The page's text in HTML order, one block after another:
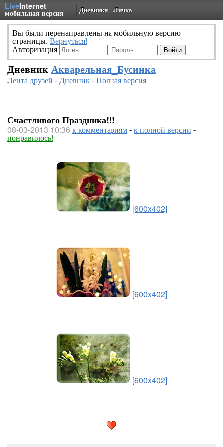
LiveInternet
мобильная версия Дневники Личка
Вы были перенаправлены на мобильную версию
страницы. Вернуться!
Авторизация
Дневник Акварельная_Бусинка
Лента друзей -Дневник-Полная версия
Счастливого Праздника!!!
08-03-2013 10:36 к комментариям-к полной версии -
понравилось!
[600x402]
[600x402]
[600x402]